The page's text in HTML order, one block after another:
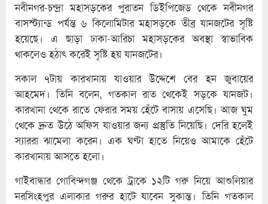
নবীনগর-চন্দ্রা মহাসড়কের পুরাতন ডিইপিজেড থেকে নবীনগর
বাসস্ট্যান্ড পর্যন্ত ৬ কিলোমিটার মহাসড়কে তীব্র যানজটের সৃষ্টি
হয়েছে। এ ছাড়া ঢাকা-আরিচা মহাসড়কের অবস্থা স্বাভাবিক
থাকলেও হঠাৎ করেই সৃষ্টি হয় যানজটের।
সকাল ৭টায় কারখানায় যাওয়ার উদ্দেশে বের হন জুবায়ের
আহমেদ। তিনি বলেন, গতকাল রাত থেকেই সড়কে যানজট।
কারখানা থেকে রাতে ফেরার সময় হেঁটে বাসায় এসেছি। আজ ঘুম
থেকে দ্রুত উঠে অফিস যাওয়ার জন্য প্রস্তুতি নিয়েছি। দেরি হলেই
স্যাররা ঝামেলা করেন। এক ঘণ্টা হাতে নিয়েও আমাকে হেঁটে
কারখানায় আসতে হলো।
গাইবান্ধার গোবিন্দগঞ্জ থেকে ট্রাকে ১২টি গরু নিয়ে আশুলিয়ার
নরসিংহপুর এলাকার গরুর হাটে যাবেন সুকান্ত। তিনি গতকাল